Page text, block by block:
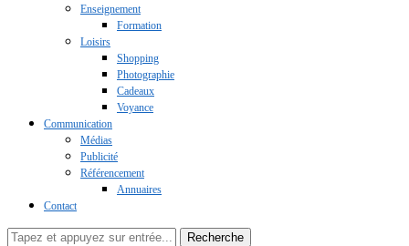
Enseignement
Formation
Loisirs
Shopping
Photographie
Cadeaux
Voyance
Communication
Médias
Publicité
Référencement
Annuaires
Contact
Recherche